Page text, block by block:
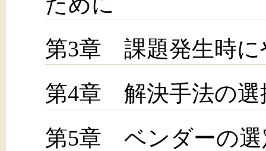
第3章 課題発生時に
第4章 解決手法の選
第5章 ベンダーの選